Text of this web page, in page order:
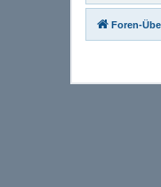
Foren-